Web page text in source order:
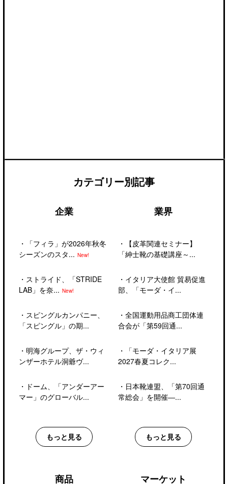
カテゴリー別記事
企業
・
「フィラ」が2026年秋冬
シーズンのスタ... New!
・ ストライド、「STRIDE
LAB」を奈... New!
・ スピングルカンパニー、
「スピングル」の期...
・ 明海グループ、ザ・ウィ
ンザーホテル洞爺ヴ...
・ ドーム、「アンダーアー
マー」のグローバル...
もっと見る
業界
・
【皮革関連セミナー】
「紳士靴の基礎講座～...
・ イタリア大使館 貿易促進
部、「モーダ・イ...
・ 全国運動用品商工団体連
合会が「第59回通...
・
「モーダ・イタリア展
2027春夏コレク...
・ 日本靴連盟、「第70回通
常総会」を開催―...
もっと見る
商品 マーケット